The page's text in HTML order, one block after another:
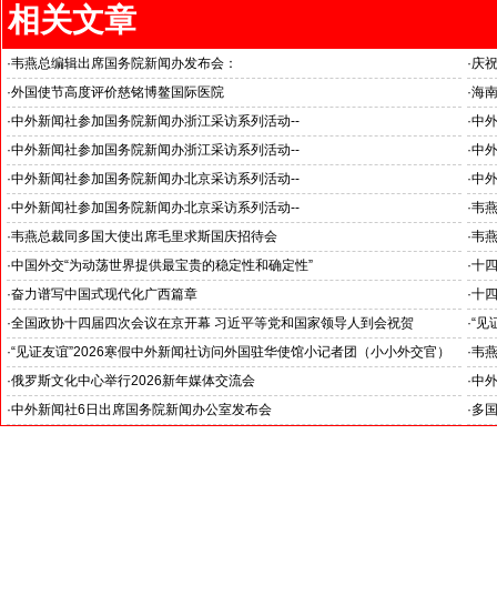
相关文章
·韦燕总编辑出席国务院新闻办发布会：
关注海关总署“十五五”时期守好国门安全
·庆
韦燕
·外国使节高度评价慈铭博鳌国际医院 ·海
海
·中外新闻社参加国务院新闻办浙江采访系列活动--
杭州大学人工智能领域取得创造性成就
·中
浙
·中外新闻社参加国务院新闻办浙江采访系列活动--
推动科技创新和产业创新深度融合
·中
“科
·中外新闻社参加国务院新闻办北京采访系列活动--
见证科技创新和产业创新高质量发展
·中
小
·中外新闻社参加国务院新闻办北京采访系列活动--
北京人形机器人创新中心打造具有全球影响力的应用示范高地
·韦
·韦燕总裁同多国大使出席毛里求斯国庆招待会 ·韦
·中国外交“为动荡世界提供最宝贵的稳定性和确定性”
王毅外长记者会勾勒出中国与世界互动新方位
·十
锚
·奋力谱写中国式现代化广西篇章
--中外新闻社2026全国两会报道之三
·十
--中
·全国政协十四届四次会议在京开幕 习近平等党和国家领导人到会祝贺
--中外新闻社2026全国两会报道之一
·“见
罗斯
·“见证友谊”2026寒假中外新闻社访问外国驻华使馆小记者团（小小外交官）
在北京举行开团仪式
-- 学习各国外交官的智慧、热情、友善和外交风范
·韦
·俄罗斯文化中心举行2026新年媒体交流会 ·中
·中外新闻社6日出席国务院新闻办公室发布会 ·多